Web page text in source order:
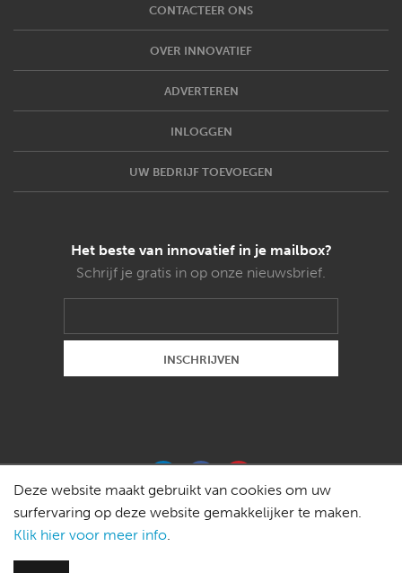
CONTACTEER ONS
OVER INNOVATIEF
ADVERTEREN
INLOGGEN
UW BEDRIJF TOEVOEGEN
Het beste van innovatief in je mailbox?
Schrijf je gratis in op onze nieuwsbrief.
Deze website maakt gebruikt van cookies om uw
surfervaring op deze website gemakkelijker te maken.
Klik hier voor meer info.